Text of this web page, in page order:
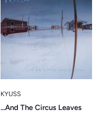
KYUSS
...And The Circus Leaves